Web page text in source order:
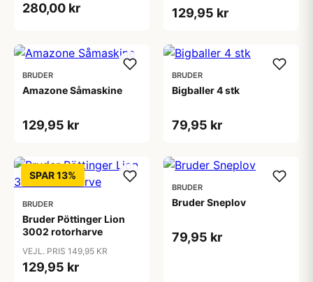
280,00 kr 129,95 kr
BRUDER
Amazone Såmaskine
129,95 kr
BRUDER
Bigballer 4 stk
79,95 kr
SPAR 13%
BRUDER
Bruder Pöttinger Lion
3002 rotorharve
VEJL. PRIS 149,95 KR
129,95 kr
BRUDER
Bruder Sneplov
79,95 kr